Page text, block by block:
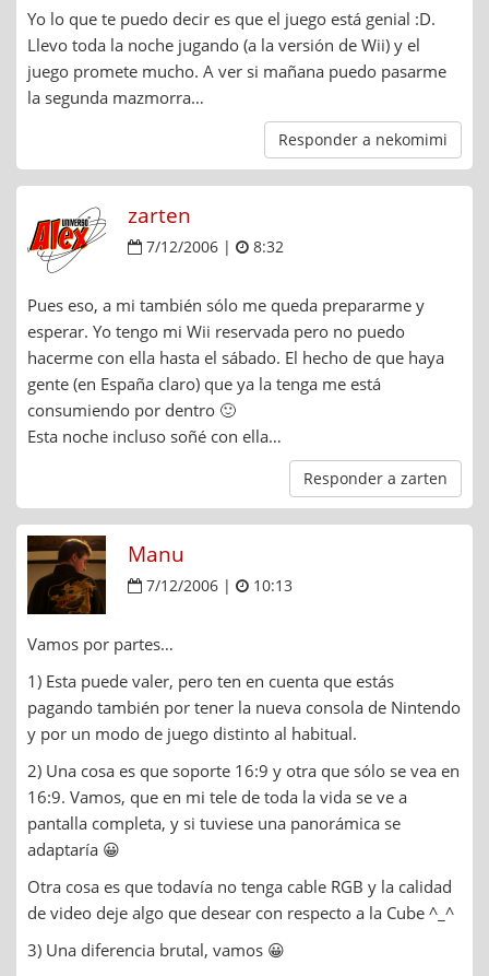
Yo lo que te puedo decir es que el juego está genial :D.
Llevo toda la noche jugando (a la versión de Wii) y el
juego promete mucho. A ver si mañana puedo pasarme
la segunda mazmorra…
Responder a nekomimi
zarten
7/12/2006 | 8:32
Pues eso, a mi también sólo me queda prepararme y
esperar. Yo tengo mi Wii reservada pero no puedo
hacerme con ella hasta el sábado. El hecho de que haya
gente (en España claro) que ya la tenga me está
consumiendo por dentro 🙂
Esta noche incluso soñé con ella…
Responder a zarten
Manu
7/12/2006 | 10:13
Vamos por partes…
1) Esta puede valer, pero ten en cuenta que estás
pagando también por tener la nueva consola de Nintendo
y por un modo de juego distinto al habitual.
2) Una cosa es que soporte 16:9 y otra que sólo se vea en
16:9. Vamos, que en mi tele de toda la vida se ve a
pantalla completa, y si tuviese una panorámica se
adaptaría 😀
Otra cosa es que todavía no tenga cable RGB y la calidad
de video deje algo que desear con respecto a la Cube ^_^
3) Una diferencia brutal, vamos 😀